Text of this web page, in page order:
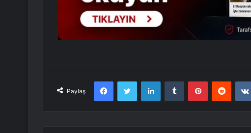
Paylaş
FacebookTwitter LinkedInTumblr PinterestReddit